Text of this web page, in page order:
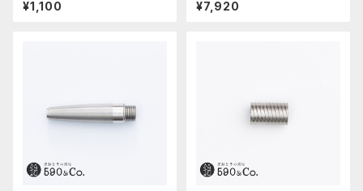
ペンシル(0.5mm)
¥1,100
ムゴールド)
¥7,920